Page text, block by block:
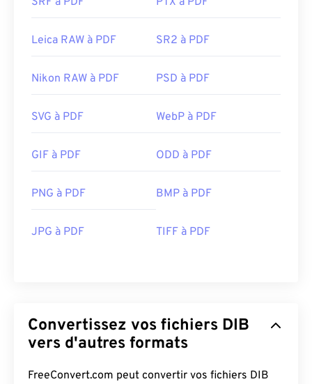
Leica RAW à PDF SR2 à PDF
Nikon RAW à PDF PSD à PDF
SVG à PDF WebP à PDF
GIF à PDF ODD à PDF
PNG à PDF BMP à PDF
JPG à PDF TIFF à PDF
Convertissez vos fichiers DIB
vers d'autres formats
FreeConvert.com peut convertir vos fichiers DIB